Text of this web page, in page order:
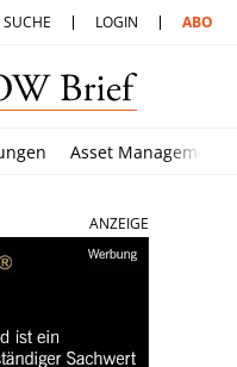
SUCHE LOGIN ABO
Asset Management
ANZEIGE